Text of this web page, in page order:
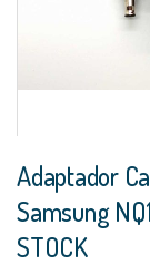
al
comienzo
de
la
galería
Adaptador
Samsung
STOCK